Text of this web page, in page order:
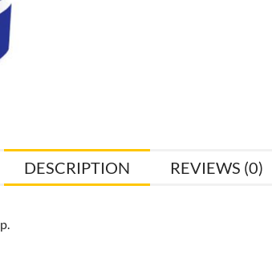
DESCRIPTION REVIEWS (0)